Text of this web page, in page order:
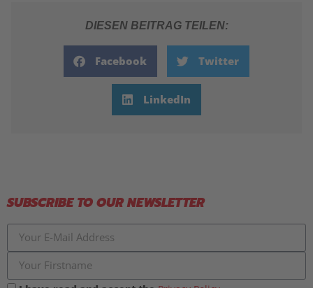
DIESEN BEITRAG TEILEN:
Facebook Twitter
LinkedIn
SUBSCRIBE TO OUR NEWSLETTER